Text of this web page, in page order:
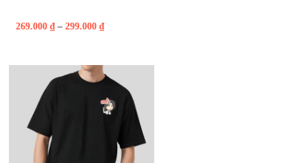
269.000 ₫ – 299.000 ₫